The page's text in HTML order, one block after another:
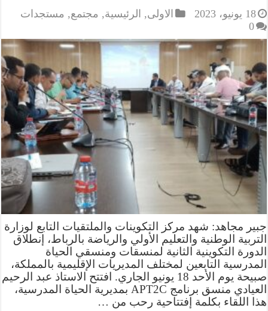
18 يونيو، 2023
الاولى, الرئيسية, مجتمع, مستجدات
0
جبير مجاهد: شهد مركز التكوينات والملتقيات التابع لوزارة
التربية الوطنية والتعليم الأولي والرياضة بالرباط، إنطلاق
الدورة التكوينية الثانية لمنسقات ومنسقي الحياة
المدرسية التابعين لمختلف المديريات الإقليمية بالمملكة،
صبيحة يوم الأحد 18 يونيو الجاري. افتتح الاستاذ عبد الرحيم
العيادي منسق برنامج APT2C بمديرية الحياة المدرسية،
هذا اللقاء بكلمة إفتتاحية رحب من …